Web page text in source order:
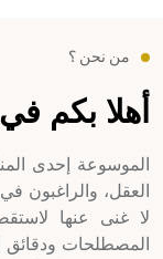
من نحن ؟
أهلا بكم
الموسوعة إحدى
العقل، والراغبون
لا غنى عنها
المصطلحات ودقائق